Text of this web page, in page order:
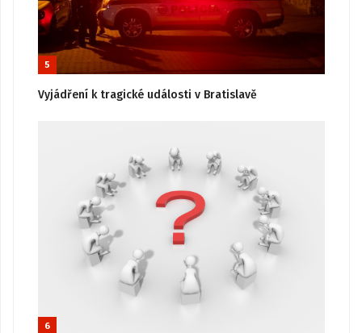
5
Vyjádření k tragické události v Bratislavě
6